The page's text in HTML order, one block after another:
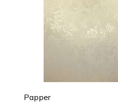
Papper